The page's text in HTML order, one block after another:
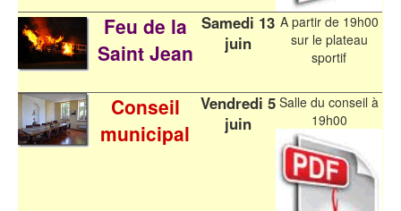
Feu de la
Saint Jean
Samedi 13
juin
A partir de 19h00
sur le plateau
sportif
Conseil
municipal
Vendredi 5
juin
Salle du conseil à
19h00